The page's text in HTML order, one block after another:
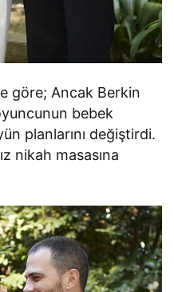
göre; Ancak Berkin
bebek
planlarını değiştirdi.
nikah masasına